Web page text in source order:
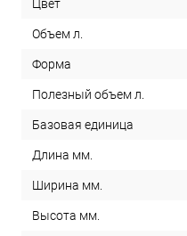
Цвет
Объем л.
Форма
Полезный объем л.
Базовая единица
Длина мм.
Ширина мм.
Высота мм.